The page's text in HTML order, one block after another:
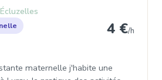
4 €/h
maternelle j'habite une